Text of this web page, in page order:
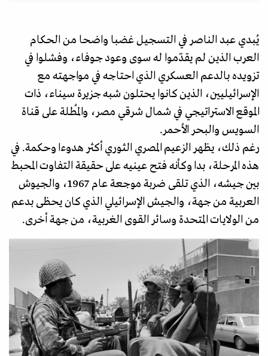
يُبدي عبد الناصر في التسجيل غضبا واضحا من الحكام
العرب الذين لم يقدّموا له سوى وعود جوفاء، وفشلوا في
تزويده بالدعم العسكري الذي احتاجه في مواجهته مع
الإسرائيليين، الذين كانوا يحتلون شبه جزيرة سيناء، ذات
الموقع الاستراتيجي في شمال شرقي مصر، والمُطلة على قناة
السويس والبحر الأحمر.
رغم ذلك، يظهر الزعيم المصري الثوري أكثر هدوءا وحكمة. في
هذه المرحلة، بدا وكأنه فتح عينيه على حقيقة التفاوت المحبط
بين جيشه، الذي تلقى ضربة موجعة عام 1967، والجيوش
العربية من جهة، والجيش الإسرائيلي الذي كان يحظى بدعم
من الولايات المتحدة وسائر القوى الغربية، من جهة أخرى.